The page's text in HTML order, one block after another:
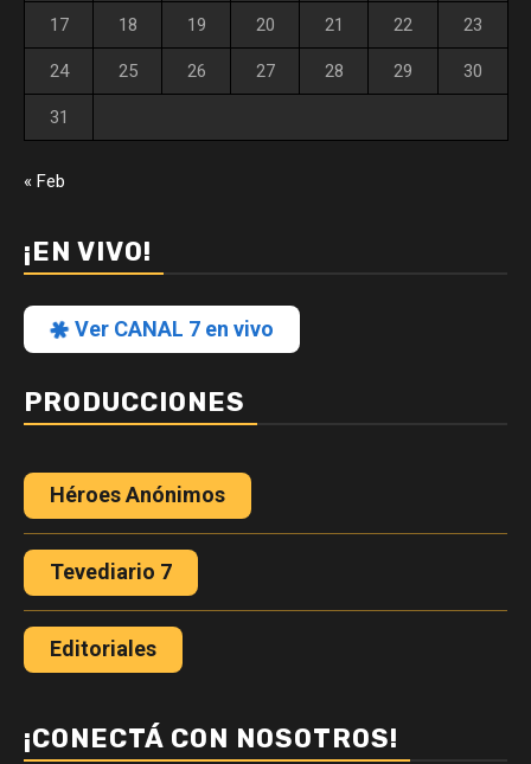
17 18 19 20 21 22 23
24 25 26 27 28 29 30
31
« Feb
¡EN VIVO!
Ver CANAL 7 en vivo
PRODUCCIONES
Héroes Anónimos
Tevediario 7
Editoriales
¡CONECTÁ CON NOSOTROS!